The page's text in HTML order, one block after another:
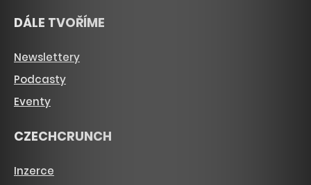
DÁLE TVOŘÍME
Newslettery
Podcasty
Eventy
CZECHCRUNCH
Inzerce